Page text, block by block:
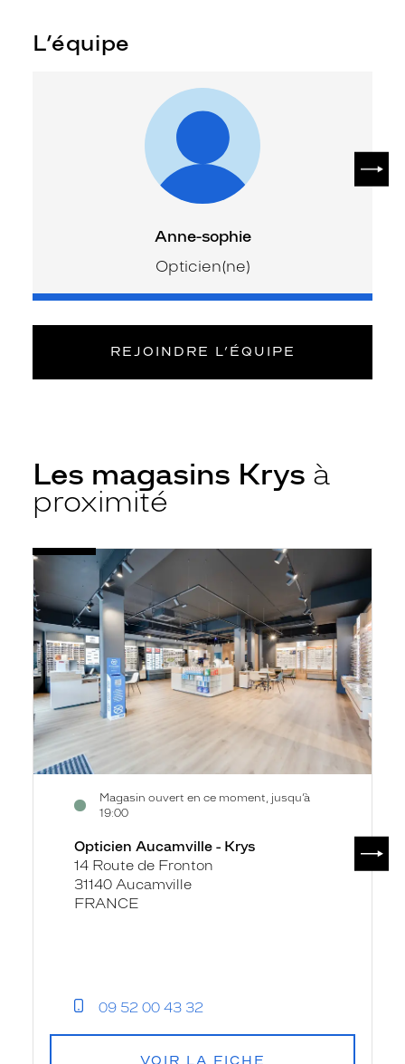
L’équipe
Anne-sophie
Opticien(ne)
REJOINDRE L’ÉQUIPE
Les magasins Krys à
proximité
Opticien
Aucamville
-
Krys
Magasin ouvert en ce moment, jusqu’à
19:00
Voir
la
fiche
Opticien Aucamville - Krys
14 Route de Fronton
31140 Aucamville
FRANCE
09 52 00 43 32